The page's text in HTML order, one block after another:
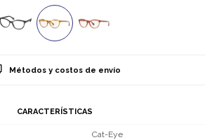
Métodos y costos de envío
CARACTERÍSTICAS
Cat-Eye